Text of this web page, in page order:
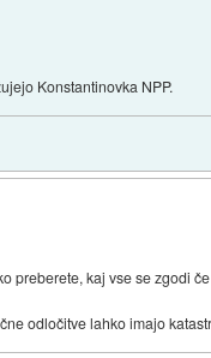
Konstantinovka NPP.
preberete, kaj vse se zgodi
odločitve lahko imajo